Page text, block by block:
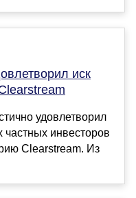
иск
удовлетворил
частных инвесторов
Clearstream. Из